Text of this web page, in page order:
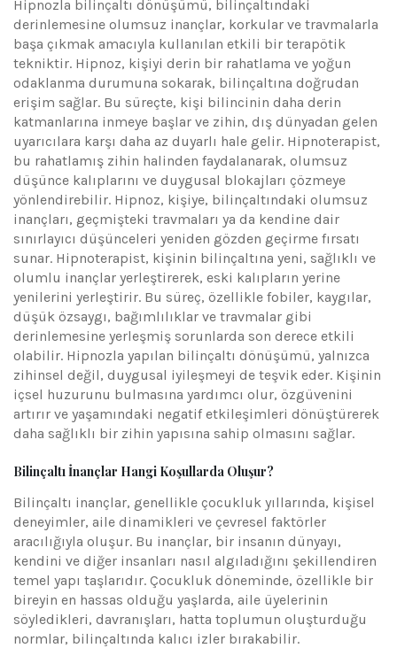
Hipnozla bilinçaltı dönüşümü, bilinçaltındaki
derinlemesine olumsuz inançlar, korkular ve travmalarla
başa çıkmak amacıyla kullanılan etkili bir terapötik
tekniktir. Hipnoz, kişiyi derin bir rahatlama ve yoğun
odaklanma durumuna sokarak, bilinçaltına doğrudan
erişim sağlar. Bu süreçte, kişi bilincinin daha derin
katmanlarına inmeye başlar ve zihin, dış dünyadan gelen
uyarıcılara karşı daha az duyarlı hale gelir. Hipnoterapist,
bu rahatlamış zihin halinden faydalanarak, olumsuz
düşünce kalıplarını ve duygusal blokajları çözmeye
yönlendirebilir. Hipnoz, kişiye, bilinçaltındaki olumsuz
inançları, geçmişteki travmaları ya da kendine dair
sınırlayıcı düşünceleri yeniden gözden geçirme fırsatı
sunar. Hipnoterapist, kişinin bilinçaltına yeni, sağlıklı ve
olumlu inançlar yerleştirerek, eski kalıpların yerine
yenilerini yerleştirir. Bu süreç, özellikle fobiler, kaygılar,
düşük özsaygı, bağımlılıklar ve travmalar gibi
derinlemesine yerleşmiş sorunlarda son derece etkili
olabilir. Hipnozla yapılan bilinçaltı dönüşümü, yalnızca
zihinsel değil, duygusal iyileşmeyi de teşvik eder. Kişinin
içsel huzurunu bulmasına yardımcı olur, özgüvenini
artırır ve yaşamındaki negatif etkileşimleri dönüştürerek
daha sağlıklı bir zihin yapısına sahip olmasını sağlar.
Bilinçaltı İnançlar Hangi Koşullarda Oluşur?
Bilinçaltı inançlar, genellikle çocukluk yıllarında, kişisel
deneyimler, aile dinamikleri ve çevresel faktörler
aracılığıyla oluşur. Bu inançlar, bir insanın dünyayı,
kendini ve diğer insanları nasıl algıladığını şekillendiren
temel yapı taşlarıdır. Çocukluk döneminde, özellikle bir
bireyin en hassas olduğu yaşlarda, aile üyelerinin
söyledikleri, davranışları, hatta toplumun oluşturduğu
normlar, bilinçaltında kalıcı izler bırakabilir.